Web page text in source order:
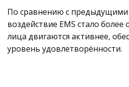
По сравнению с
воздействие EMS стало
лица двигаются активнее,
уровень удовлетворённости.